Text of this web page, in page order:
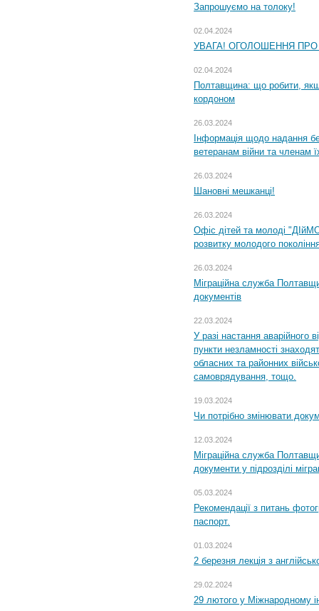
Запрошуємо на толоку!
02.04.2024
УВАГА! ОГОЛОШЕННЯ
02.04.2024
Полтавщина: що робити,
кордоном
26.03.2024
Інформація щодо надання
ветеранам війни та членам
26.03.2024
Шановні мешканці!
26.03.2024
Офіс дітей та молоді
розвитку молодого
26.03.2024
Міграційна служба
документів
22.03.2024
У разі настання аварійного
пункти незламності
обласних та районних
самоврядування, тощо.
19.03.2024
Чи потрібно змінювати
12.03.2024
Міграційна служба
документи у підрозділі
05.03.2024
Рекомендації з питань
паспорт.
01.03.2024
2 березня лекція з
29.02.2024
29 лютого у Міжнародному